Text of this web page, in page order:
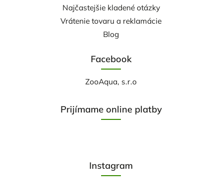
Najčastejšie kladené otázky
Vrátenie tovaru a reklamácie
Blog
Facebook
ZooAqua, s.r.o
Prijímame online platby
Instagram